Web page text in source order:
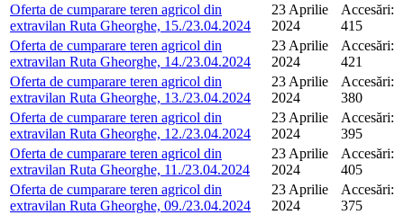
Oferta de cumparare teren agricol din
extravilan Ruta Gheorghe, 15./23.04.2024
23 Aprilie
2024
Accesări:
415
Oferta de cumparare teren agricol din
extravilan Ruta Gheorghe, 14./23.04.2024
23 Aprilie
2024
Accesări:
421
Oferta de cumparare teren agricol din
extravilan Ruta Gheorghe, 13./23.04.2024
23 Aprilie
2024
Accesări:
380
Oferta de cumparare teren agricol din
extravilan Ruta Gheorghe, 12./23.04.2024
23 Aprilie
2024
Accesări:
395
Oferta de cumparare teren agricol din
extravilan Ruta Gheorghe, 11./23.04.2024
23 Aprilie
2024
Accesări:
405
Oferta de cumparare teren agricol din
extravilan Ruta Gheorghe, 09./23.04.2024
23 Aprilie
2024
Accesări:
375